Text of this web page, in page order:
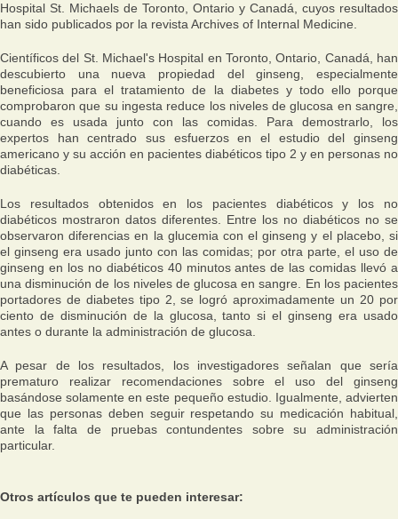
Hospital St. Michaels de Toronto, Ontario y Canadá, cuyos resultados
han sido publicados por la revista Archives of Internal Medicine.
Científicos del St. Michael's Hospital en Toronto, Ontario, Canadá, han
descubierto una nueva propiedad del ginseng, especialmente
beneficiosa para el tratamiento de la diabetes y todo ello porque
comprobaron que su ingesta reduce los niveles de glucosa en sangre,
cuando es usada junto con las comidas. Para demostrarlo, los
expertos han centrado sus esfuerzos en el estudio del ginseng
americano y su acción en pacientes diabéticos tipo 2 y en personas no
diabéticas.
Los resultados obtenidos en los pacientes diabéticos y los no
diabéticos mostraron datos diferentes. Entre los no diabéticos no se
observaron diferencias en la glucemia con el ginseng y el placebo, si
el ginseng era usado junto con las comidas; por otra parte, el uso de
ginseng en los no diabéticos 40 minutos antes de las comidas llevó a
una disminución de los niveles de glucosa en sangre. En los pacientes
portadores de diabetes tipo 2, se logró aproximadamente un 20 por
ciento de disminución de la glucosa, tanto si el ginseng era usado
antes o durante la administración de glucosa.
A pesar de los resultados, los investigadores señalan que sería
prematuro realizar recomendaciones sobre el uso del ginseng
basándose solamente en este pequeño estudio. Igualmente, advierten
que las personas deben seguir respetando su medicación habitual,
ante la falta de pruebas contundentes sobre su administración
particular.
Otros artículos que te pueden interesar: